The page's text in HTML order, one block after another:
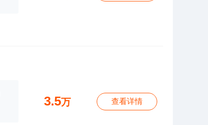
3.5万 查看详情